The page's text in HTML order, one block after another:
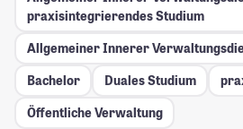
praxisintegrierendes Studium
Allgemeiner Innerer
Bachelor
Duales Studium
Öffentliche Verwaltung